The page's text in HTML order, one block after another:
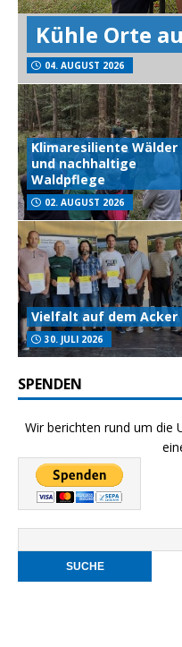
Kühle Orte
04. AUGUST 2026
Klimaresiliente Wälder
und nachhaltige
Waldpflege
02. AUGUST 2026
Vielfalt auf dem Acker
30. JULI 2026
SPENDEN
Wir berichten rund um die